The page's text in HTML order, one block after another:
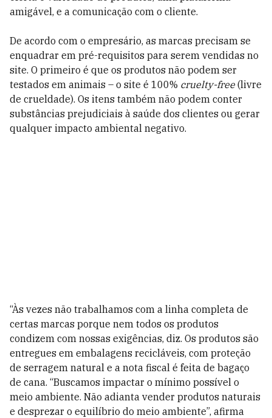
amigável, e a comunicação com o cliente.
De acordo com o empresário, as marcas precisam se
enquadrar em pré-requisitos para serem vendidas no
site. O primeiro é que os produtos não podem ser
testados em animais – o site é 100% cruelty-free(livre
de crueldade). Os itens também não podem conter
substâncias prejudiciais à saúde dos clientes ou gerar
qualquer impacto ambiental negativo.
“Às vezes não trabalhamos com a linha completa de
certas marcas porque nem todos os produtos
condizem com nossas exigências, diz. Os produtos são
entregues em embalagens recicláveis, com proteção
de serragem natural e a nota fiscal é feita de bagaço
de cana. “Buscamos impactar o mínimo possível o
meio ambiente. Não adianta vender produtos naturais
e desprezar o equilíbrio do meio ambiente”, afirma